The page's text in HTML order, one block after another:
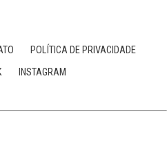
POLÍTICA DE PRIVACIDADE
INSTAGRAM